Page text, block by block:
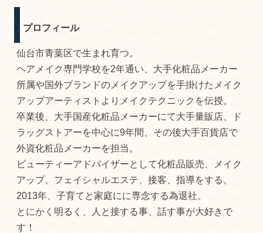
プロフィール
仙台市青葉区で生まれ育つ。
ヘアメイク専門学校を2年通い、大手化粧品メーカー
所属や国外ブランドのメイクアップを手掛けたメイク
アップアーティストよりメイクテクニックを伝授。
卒業後、大手国産化粧品メーカーにて大手量販店、ド
ラッグストアーを中心に9年間、その後大手百貨店で
外資化粧品メーカーを担当。
ビューティーアドバイザーとして化粧品販売、メイク
アップ、フェイシャルエステ、接客、指導をする。
2013年、子育てと家庭にに専念する為退社。
とにかく明るく、人と接する事、話す事が大好きで
す！